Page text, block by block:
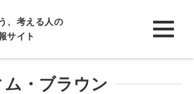
、考える人の
サイト
ム・ブラウン